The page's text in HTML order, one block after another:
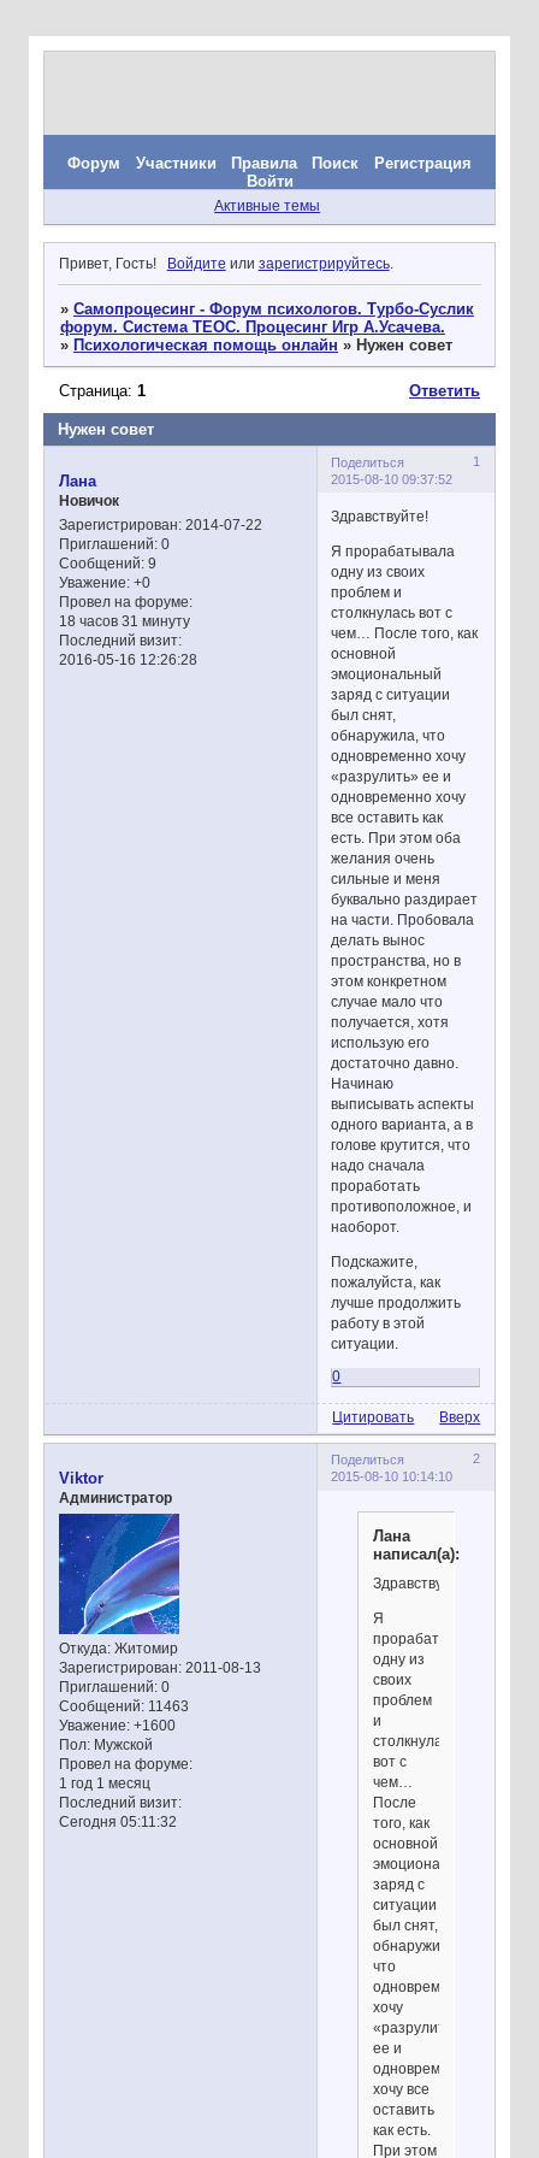
Форум Участники Правила Поиск
Регистрация
Войти
Активные темы
Привет, Гость! Войдите или зарегистрируйтесь.
» Самопроцесинг - Форум психологов. Турбо-Суслик
форум. Система ТЕОС. Процесинг Игр А.Усачева.
» Психологическая помощь онлайн » Нужен совет
Нужен совет
Страница: 1 Ответить
Поделиться
1
2015-08-10 09:37:52
Лана
Новичок
Зарегистрирован: 2014-07-22
Приглашений:0
Сообщений:9
Уважение: +0
Провел на форуме:
18 часов 31 минуту
Последний визит:
2016-05-16 12:26:28
Здравствуйте!
Я прорабатывала
одну из своих
проблем и
столкнулась вот с
чем… После того, как
основной
эмоциональный
заряд с ситуации
был снят,
обнаружила, что
одновременно хочу
«разрулить» ее и
одновременно хочу
все оставить как
есть. При этом оба
желания очень
сильные и меня
буквально раздирает
на части. Пробовала
делать вынос
пространства, но в
этом конкретном
случае мало что
получается, хотя
использую его
достаточно давно.
Начинаю
выписывать аспекты
одного варианта, а в
голове крутится, что
надо сначала
проработать
противоположное, и
наоборот.
Подскажите,
пожалуйста, как
лучше продолжить
работу в этой
ситуации.
0
Цитировать Вверх
Поделиться
2
2015-08-10 10:14:10
Viktor
Администратор
Откуда:Житомир
Зарегистрирован: 2011-08-13
Приглашений:0
Сообщений:11463
Уважение: +1600
Пол:Мужской
Провел на форуме:
1 год 1 месяц
Последний визит:
Сегодня 05:11:32
Лана
написал(а):
Здравствуйте!
Я
прорабатывала
одну из
своих
проблем
и
столкнулась
вот с
чем…
После
того, как
основной
эмоциональный
заряд с
ситуации
был снят,
обнаружила,
что
одновременно
хочу
«разрулить»
ее и
одновременно
хочу все
оставить
как есть.
При этом